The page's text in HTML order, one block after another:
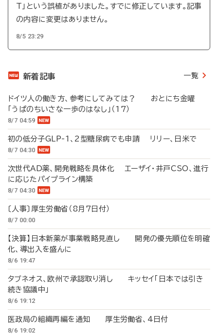
T」という誤植がありました。すでに修正しています。記事
の内容に変更はありません。
8/5 23:29
新着記事 一覧
ドイツ人の働き方、参考にしてみては？ おとにち金曜
「うぱのちいさな一歩のはなし」（17）
8/7 04:59
初の低分子GLP-1、2型糖尿病でも申請 リリー、日米で
8/7 04:30
次世代AD薬、開発戦略を具体化 エーザイ・井戸CSO、進行
に応じたパイプライン構築
8/7 04:30
〔人事〕厚生労働省（8月7日付）
8/7 00:00
【決算】日本新薬が事業戦略見直し 開発の優先順位を明確
化、導出入を盛んに
8/6 19:47
タブネオス、欧州で承認取り消し キッセイ「日本では引き
続き協議中」
8/6 19:12
医政局の組織再編を通知 厚生労働省、4日付
8/6 19:02